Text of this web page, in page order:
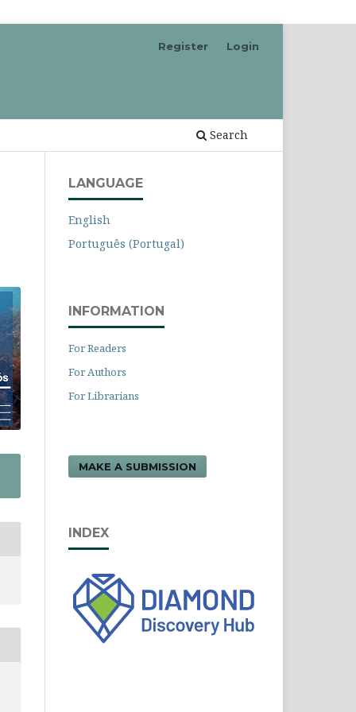
Search
Register Login
LANGUAGE
English
Português (Portugal)
INFORMATION
For Readers
For Authors
For Librarians
MAKE A SUBMISSION
INDEX